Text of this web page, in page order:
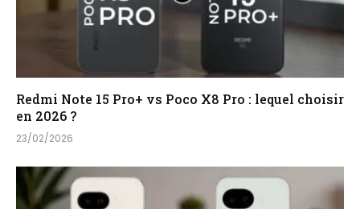
Redmi Note 15 Pro+ vs Poco X8 Pro : lequel choisir
en 2026 ?
23/02/2026